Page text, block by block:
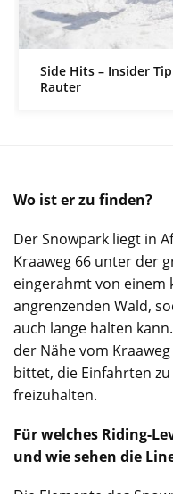
Side Hits – Insider
Rauter
Wo ist er zu finden?
Der Snowpark liegt in
Kraaweg 66 unter der
eingerahmt von einem
angrenzenden Wald,
auch lange halten
der Nähe vom
bittet, die Einfahrten
freizuhalten.
Für welches Riding-
und wie sehen die